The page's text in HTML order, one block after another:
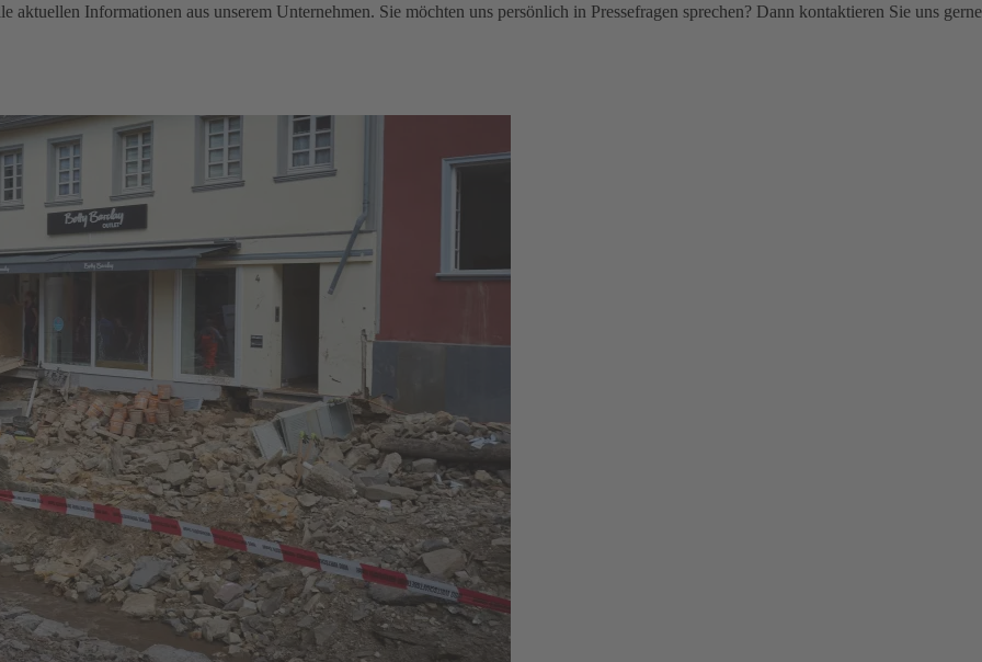
Informationen aus unserem Unternehmen. Sie möchten uns persönlich in Pressefragen sprechen? Dann kontaktieren Sie uns